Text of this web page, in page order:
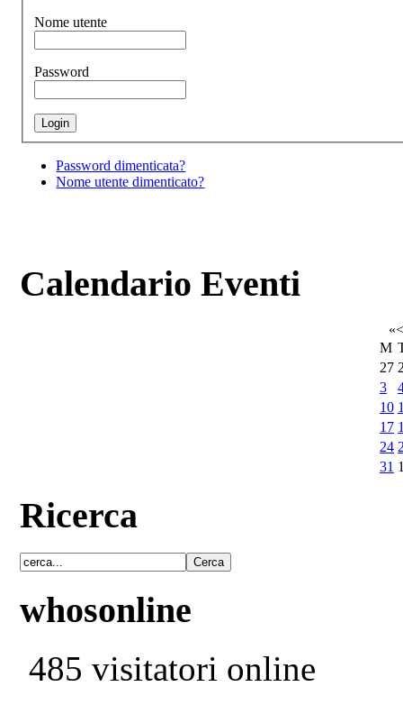
Nome utente
Password
Password dimenticata?
Nome utente dimenticato?
Calendario Eventi
«<
M
27
3
10
17
24
31
Ricerca
whosonline
485 visitatori online